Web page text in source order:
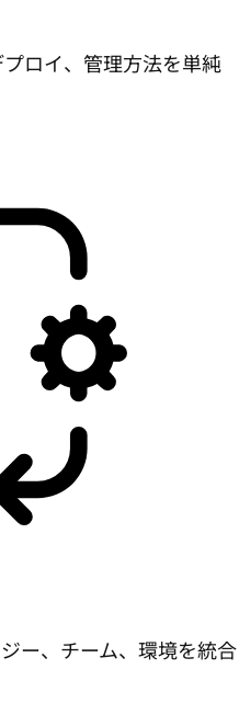
ロイ、管理方法を単純
ー、チーム、環境を統合